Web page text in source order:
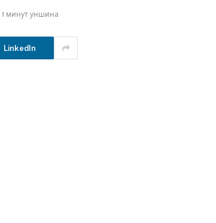
1 минут уншина
LinkedIn